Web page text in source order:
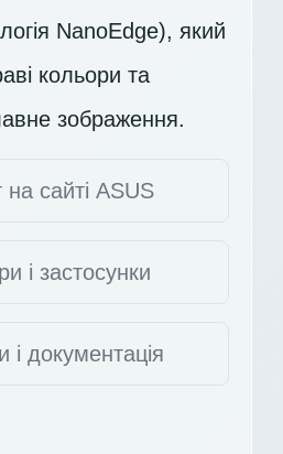
NanoEdge), який
кольори та
зображення.
сайті ASUS
і застосунки
і документація